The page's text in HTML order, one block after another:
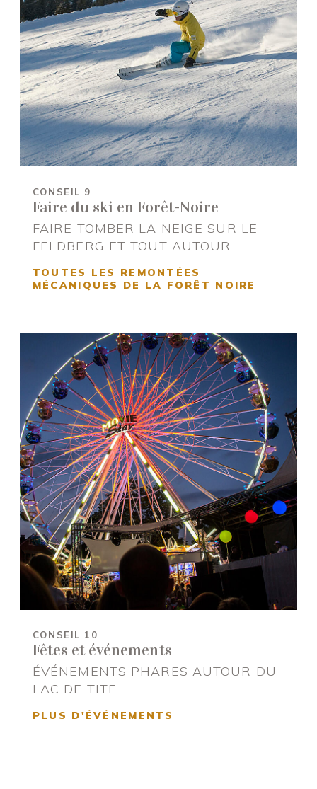
CONSEIL 9
Faire du ski en Forêt-Noire
FAIRE TOMBER LA NEIGE SUR LE
FELDBERG ET TOUT AUTOUR
TOUTES LES REMONTÉES
MÉCANIQUES DE LA FORÊT NOIRE
CONSEIL 10
Fêtes et événements
ÉVÉNEMENTS PHARES AUTOUR DU
LAC DE TITE
PLUS D'ÉVÉNEMENTS